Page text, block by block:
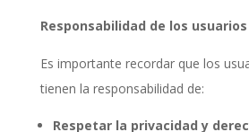
Responsabilidad de los usuarios
Es importante recordar que los
tienen la responsabilidad de:
Respetar la privacidad y